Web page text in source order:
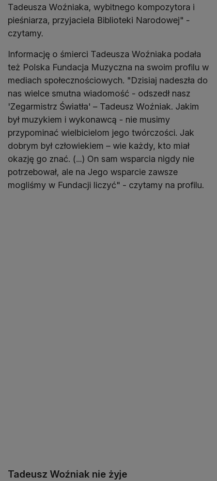
Tadeusza Woźniaka, wybitnego kompozytora i
pieśniarza, przyjaciela Biblioteki Narodowej" -
czytamy.
Informację o śmierci Tadeusza Woźniaka podała
też Polska Fundacja Muzyczna na swoim profilu w
mediach społecznościowych. "Dzisiaj nadeszła do
nas wielce smutna wiadomość - odszedł nasz
'Zegarmistrz Światła' – Tadeusz Woźniak. Jakim
był muzykiem i wykonawcą - nie musimy
przypominać wielbicielom jego twórczości. Jak
dobrym był człowiekiem – wie każdy, kto miał
okazję go znać. (...) On sam wsparcia nigdy nie
potrzebował, ale na Jego wsparcie zawsze
mogliśmy w Fundacji liczyć" - czytamy na profilu.
Tadeusz Woźniak nie żyje